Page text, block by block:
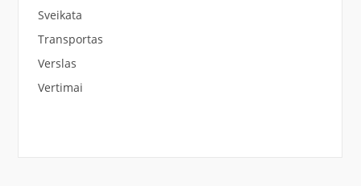
Sveikata
Transportas
Verslas
Vertimai